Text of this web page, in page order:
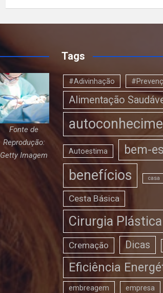
Fonte de
Reprodução:
Getty Imagem
Tags
#Adivinhação
Alimentação
Autoestima bem-
benefícios casa
Cesta Básica
Cirurgia Plástica
Cremação Dicas
Eficiência
embreagem empresa